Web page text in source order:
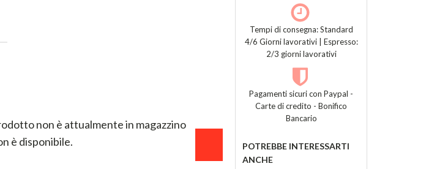
non è attualmente in magazzino
è disponibile.
Tempi di consegna: Standard
4/6 Giorni lavorativi | Espresso:
2/3 giorni lavorativi
Pagamenti sicuri con Paypal -
Carte di credito - Bonifico
Bancario
POTREBBE INTERESSARTI
ANCHE